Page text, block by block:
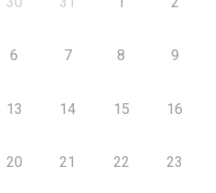
6 7 8 9
13 14 15 16
20 21 22 23